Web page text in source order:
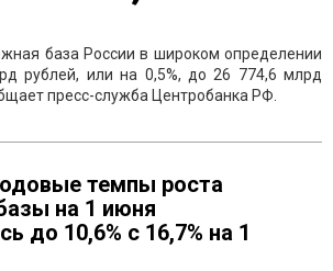
база России в широком определении
рублей, или на 0,5%, до 26 774,6 млрд
пресс-служба Центробанка РФ.
темпы роста
на 1 июня
до 10,6% с 16,7% на 1